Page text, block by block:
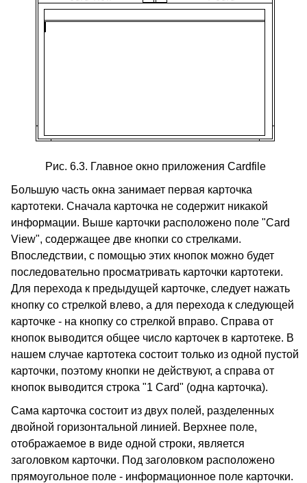
Рис. 6.3. Главное окно приложения Cardfile
Большую часть окна занимает первая карточка
картотеки. Сначала карточка не содержит никакой
информации. Выше карточки расположено поле "Card
View", содержащее две кнопки со стрелками.
Впоследствии, с помощью этих кнопок можно будет
последовательно просматривать карточки картотеки.
Для перехода к предыдущей карточке, следует нажать
кнопку со стрелкой влево, а для перехода к следующей
карточке - на кнопку со стрелкой вправо. Справа от
кнопок выводится общее число карточек в картотеке. В
нашем случае картотека состоит только из одной пустой
карточки, поэтому кнопки не действуют, а справа от
кнопок выводится строка "1 Card" (одна карточка).
Сама карточка состоит из двух полей, разделенных
двойной горизонтальной линией. Верхнее поле,
отображаемое в виде одной строки, является
заголовком карточки. Под заголовком расположено
прямоугольное поле - информационное поле карточки.